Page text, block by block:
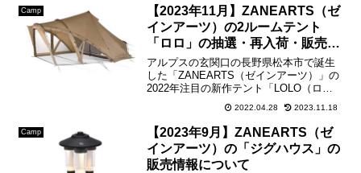
Camp
【2023年11月】ZANEARTS（ゼ
インアーツ）の2ルームテント
「ロロ」の抽選・再入荷・販売情
報について
アルプスの玄関口の長野県松本市で誕生
した「ZANEARTS（ゼインアーツ）」の
2022年注目の新作テント「LOLO（ロ
ロ）」が7月22日(金)発売。ワンポールと
フレームワークを組み合わせた新しいス
タイルの2ルームシェルターとなっていま
す。【...
2022.04.28 2023.11.18
Camp
【2023年9月】ZANEARTS（ゼ
インアーツ）の「ジグハウス」の
販売情報について